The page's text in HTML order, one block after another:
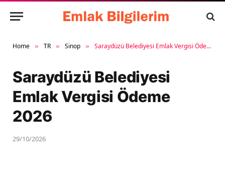
Home » TR » Sinop » Saraydüzü Belediyesi Emlak Vergisi Ödeme 2026
Saraydüzü Belediyesi
Emlak Vergisi Ödeme
2026
29/10/2026